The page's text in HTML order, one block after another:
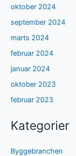
oktober 2024
september 2024
marts 2024
februar 2024
januar 2024
oktober 2023
februar 2023
Kategorier
Byggebranchen